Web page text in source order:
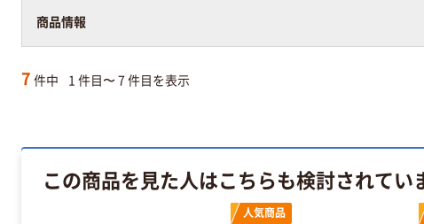
商品情報
7 件中 1 件目〜 7 件目を表示
この商品を見た人はこちらも検討されてい
人気商品